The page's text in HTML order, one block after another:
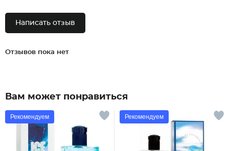
Написать отзыв
Отзывов пока нет
Вам может понравиться
Рекомендуем Рекомендуем